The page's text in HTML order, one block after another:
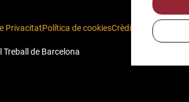
PrivacitatPolítica de cookiesCrèdits
de Barcelona